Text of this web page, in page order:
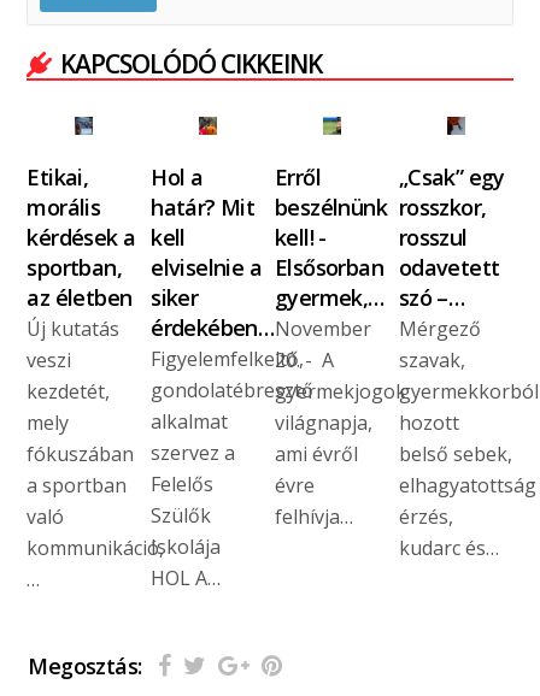
KAPCSOLÓDÓ CIKKEINK
Etikai,
morális
kérdések a
sportban,
az életben
Új kutatás
veszi
kezdetét,
mely
fókuszában
a sportban
való
kommunikáció,
…
Hol a
határ? Mit
kell
elviselnie a
siker
érdekében…
Figyelemfelkeltő,
gondolatébresztő
alkalmat
szervez a
Felelős
Szülők
Iskolája
HOL A…
Erről
beszélnünk
kell! -
Elsősorban
gyermek,…
November
20. - A
gyermekjogok
világnapja,
ami évről
évre
felhívja…
„Csak” egy
rosszkor,
rosszul
odavetett
szó –…
Mérgező
szavak,
gyermekkorból
hozott
belső sebek,
elhagyatottság
érzés,
kudarc és…
Megosztás: